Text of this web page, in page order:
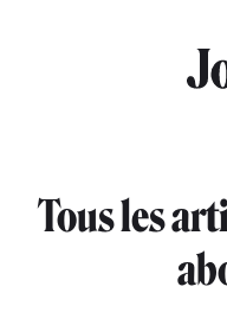
Tous les